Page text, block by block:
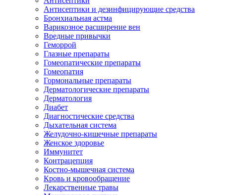
Антисептики и дезинфицирующие средства
Бронхиальная астма
Варикозное расширение вен
Вредные привычки
Геморрой
Глазные препараты
Гомеопатические препараты
Гомеопатия
Гормональные препараты
Дерматологические препараты
Дерматология
Диабет
Диагностические средства
Дыхательная система
Желудочно-кишечные препараты
Женское здоровье
Иммунитет
Контрацепция
Костно-мышечная система
Кровь и кровообращение
Лекарственные травы